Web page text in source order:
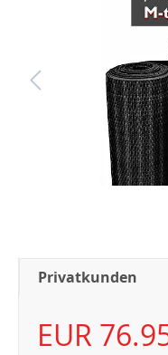
Privatkunden
EUR